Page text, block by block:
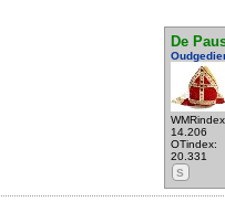
De
14.206
OTindex:
20.331
S